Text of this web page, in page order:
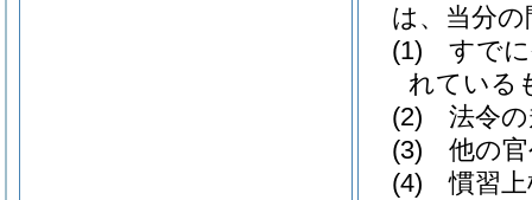
は、当分
(1)
すで
れている
(2)
法令
(3)
他の
(4)
慣習